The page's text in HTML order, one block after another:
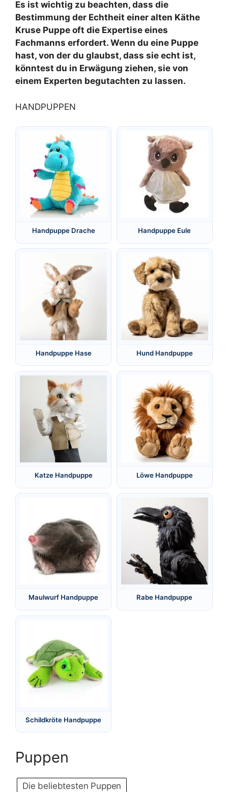
Es ist wichtig zu beachten, dass die
Bestimmung der Echtheit einer alten Käthe
Kruse Puppe oft die Expertise eines
Fachmanns erfordert. Wenn du eine Puppe
hast, von der du glaubst, dass sie echt ist,
könntest du in Erwägung ziehen, sie von
einem Experten begutachten zu lassen.
HANDPUPPEN
Handpuppe Drache Handpuppe Eule
Handpuppe Hase Hund Handpuppe
Katze Handpuppe Löwe Handpuppe
Maulwurf Handpuppe Rabe Handpuppe
Schildkröte Handpuppe
Puppen
Die beliebtesten Puppen